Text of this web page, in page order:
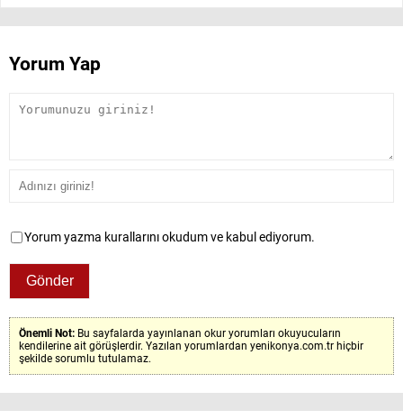
Yorum Yap
Yorum yazma kurallarını okudum ve kabul ediyorum.
Önemli Not: Bu sayfalarda yayınlanan okur yorumları okuyucuların
kendilerine ait görüşlerdir. Yazılan yorumlardan yenikonya.com.tr hiçbir
şekilde sorumlu tutulamaz.